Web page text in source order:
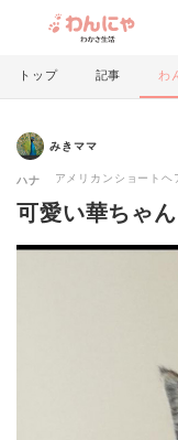
トップ 記事 わ
みきママ
ハナ アメリカンショートヘ
可愛い華ちゃ